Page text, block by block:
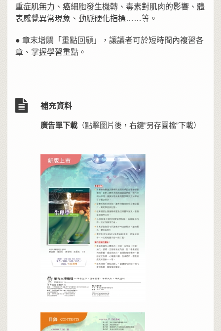
重症肌無力、癌細胞發生機轉、毒素對肌肉的影響、體
表感覺異常現象、動脈硬化指標……等。
● 章末增闢「重點回顧」，讓讀者可於短時間內複習各
章、掌握學習重點。
補充資料
廣告單下載 （點擊圖片後，右鍵”另存圖檔”下載）